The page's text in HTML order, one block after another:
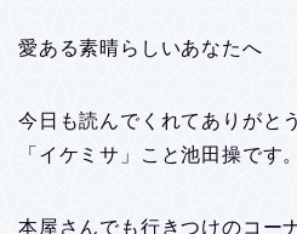
愛ある素晴らしいあなたへ
今日も読んでくれてありがと
「イケミサ」こと池田操です。
本屋さんでも行きつけのコー